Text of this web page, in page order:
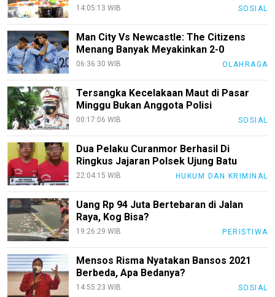
14:05:13 WIB SOSIAL
Man City Vs Newcastle: The Citizens
Menang Banyak Meyakinkan 2-0
06:36:30 WIB OLAHRAGA
Tersangka Kecelakaan Maut di Pasar
Minggu Bukan Anggota Polisi
00:17:06 WIB SOSIAL
Dua Pelaku Curanmor Berhasil Di
Ringkus Jajaran Polsek Ujung Batu
22:04:15 WIB HUKUM DAN KRIMINAL
Uang Rp 94 Juta Bertebaran di Jalan
Raya, Kog Bisa?
19:26:29 WIB PERISTIWA
Mensos Risma Nyatakan Bansos 2021
Berbeda, Apa Bedanya?
14:55:23 WIB SOSIAL
EduBudaya
EduStyle
TeknoGame
Economy
Tekno
Recipes
Loker
InfoKepri
KuansingTerkini
Bisnis
Sehat
PotensiRohil
LabuhanBatu